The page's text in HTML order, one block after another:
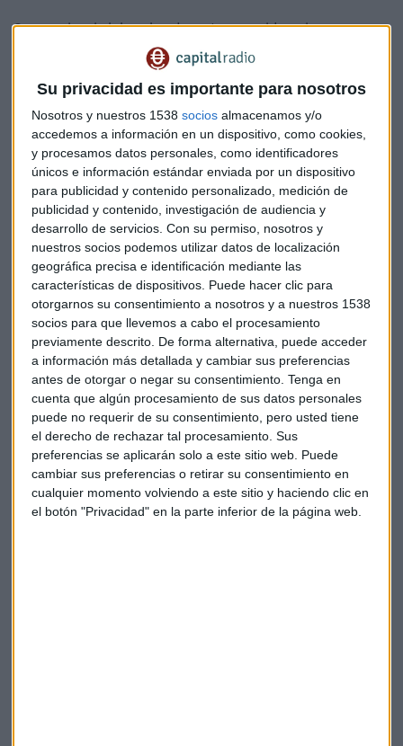
Su privacidad es importante para nosotros
Nosotros y nuestros 1538 socios almacenamos y/o
accedemos a información en un dispositivo, como cookies,
y procesamos datos personales, como identificadores
únicos e información estándar enviada por un dispositivo
para publicidad y contenido personalizado, medición de
publicidad y contenido, investigación de audiencia y
desarrollo de servicios. Con su permiso, nosotros y
nuestros socios podemos utilizar datos de localización
geográfica precisa e identificación mediante las
características de dispositivos. Puede hacer clic para
otorgarnos su consentimiento a nosotros y a nuestros 1538
socios para que llevemos a cabo el procesamiento
previamente descrito. De forma alternativa, puede acceder
a información más detallada y cambiar sus preferencias
antes de otorgar o negar su consentimiento. Tenga en
cuenta que algún procesamiento de sus datos personales
puede no requerir de su consentimiento, pero usted tiene
el derecho de rechazar tal procesamiento. Sus
preferencias se aplicarán solo a este sitio web. Puede
cambiar sus preferencias o retirar su consentimiento en
cualquier momento volviendo a este sitio y haciendo clic en
el botón "Privacidad" en la parte inferior de la página web.
Su experiencia laboral es de corto recorrido, primero como
becario de colaboración del Ministerio de Educación en el
Departamento de Derecho Constitucional de la Universidad
de Málaga y posteriormente prácticas curriculares del
Máster Universitario en un despacho de abogados.
Siempre le quedo la duda de cómo seria la judicatura y ello
le encaminaba hacia la oposición que exige una gran
dedicatoria con las renuncias personales que ello conlleva.
Para estas oposiciones tan duras es necesario contar con un
preparador y que “es capaz de mostrarme la oposición y
empatizar con los miedos posibles de la oposición” y
apostilla “también se centra en la resiliencia y los efectos
negativos de un suspenso”.
Daniel Sánchez Cano: "Es importante
empatizar con los miedos posibles de la
oposición"
En cuanto a su día a día como opositor “he podido apreciar
que el planning se desestructuró mucho, aunque he
mantenido mi planificación puntual con mi preparador” y
añade Daniel “al final se va solventando, aunque todo el
mundo esté de vacaciones”.